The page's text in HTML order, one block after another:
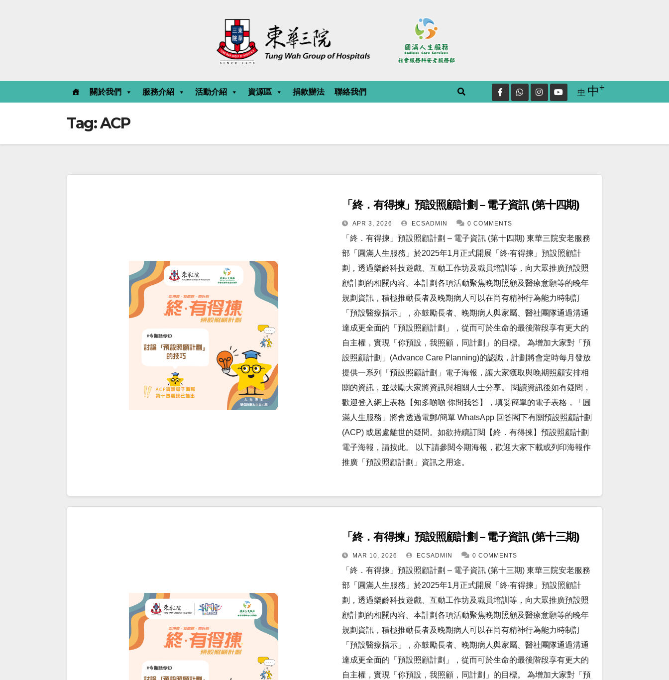
關於我們 服務介紹 活動介紹 資源區 捐款辦法 聯絡我們 中 Reset
font
中Increase
+
Tag:ACP
「終．有得揀」預設照顧計劃 – 電子資訊 (第十四期)
APR 3, 2026 ECSADMIN 0 COMMENTS
「終．有得揀」預設照顧計劃 – 電子資訊 (第十四期) 東華三院安老服務
部「圓滿人生服務」於2025年1月正式開展「終‧有得揀」預設照顧計
劃，透過樂齡科技遊戲、互動工作坊及職員培訓等，向大眾推廣預設照
顧計劃的相關內容。本計劃各項活動聚焦晚期照顧及醫療意願等的晚年
規劃資訊，積極推動長者及晚期病人可以在尚有精神行為能力時制訂
「預設醫療指示」，亦鼓勵長者、晚期病人與家屬、醫社團隊通過溝通
達成更全面的「預設照顧計劃」，從而可於生命的最後階段享有更大的
自主權，實現「你預設，我照顧，同計劃」的目標。 為增加大家對「預
設照顧計劃」(Advance Care Planning)的認識，計劃將會定時每月發放
提供一系列「預設照顧計劃」電子海報，讓大家獲取與晚期照顧安排相
關的資訊，並鼓勵大家將資訊與相關人士分享。 閱讀資訊後如有疑問，
歡迎登入網上表格【知多啲啲 你問我答】，填妥簡單的電子表格，「圓
滿人生服務」將會透過電郵/簡單 WhatsApp 回答閣下有關預設照顧計劃
(ACP) 或居處離世的疑問。如欲持續訂閱【終．有得揀】預設照顧計劃
電子海報，請按此。 以下請參閱今期海報，歡迎大家下載或列印海報作
推廣「預設照顧計劃」資訊之用途。
「終．有得揀」預設照顧計劃 – 電子資訊 (第十三期)
MAR 10, 2026 ECSADMIN 0 COMMENTS
「終．有得揀」預設照顧計劃 – 電子資訊 (第十三期) 東華三院安老服務
部「圓滿人生服務」於2025年1月正式開展「終‧有得揀」預設照顧計
劃，透過樂齡科技遊戲、互動工作坊及職員培訓等，向大眾推廣預設照
顧計劃的相關內容。本計劃各項活動聚焦晚期照顧及醫療意願等的晚年
規劃資訊，積極推動長者及晚期病人可以在尚有精神行為能力時制訂
「預設醫療指示」，亦鼓勵長者、晚期病人與家屬、醫社團隊通過溝通
達成更全面的「預設照顧計劃」，從而可於生命的最後階段享有更大的
自主權，實現「你預設，我照顧，同計劃」的目標。 為增加大家對「預